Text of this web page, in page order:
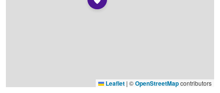
Leaflet | ©OpenStreetMapcontributors